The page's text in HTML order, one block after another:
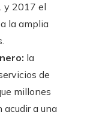
y 2017 el
la amplia
la
de
millones
acudir a una